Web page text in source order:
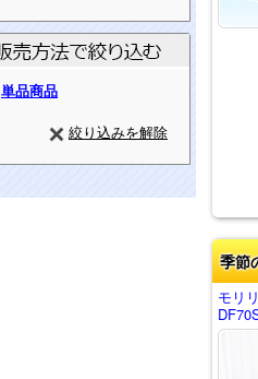
単品商品
絞り込みを解除
季節
モリ